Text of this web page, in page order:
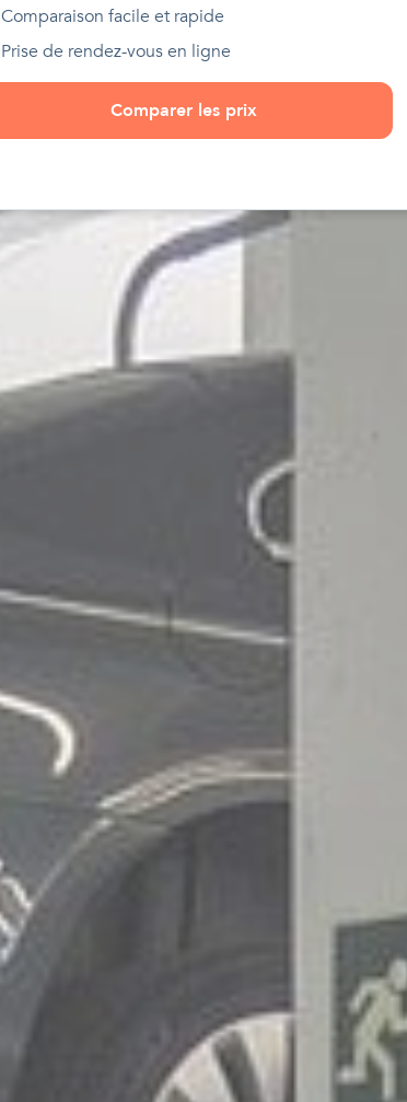
Comparaison facile et rapide
Prise de rendez-vous en ligne
Comparer les prix